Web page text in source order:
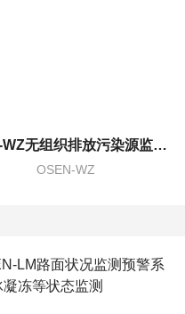
OSEN-WZ无组织排放污染源监测系统 管控治平台监管
OSEN-WZ